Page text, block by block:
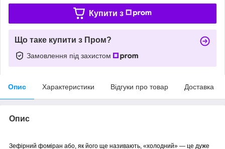
Купити з
Що таке купити з Пром?
Замовлення під захистом
Опис Характеристики Відгуки про товар Доставка
Опис
Зефірний фоміран або, як його ще називають, «холодний» — це дуже